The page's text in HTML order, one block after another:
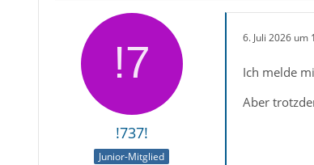
!737!
Junior-Mitglied
6. Juli 2026 um
Ich melde
Aber